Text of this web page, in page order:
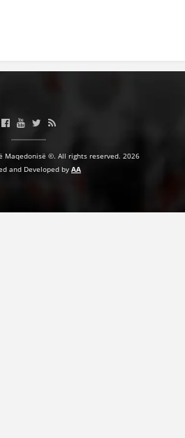
Maqedonisë ©. All rights reserved. 2026
and Developed by AA